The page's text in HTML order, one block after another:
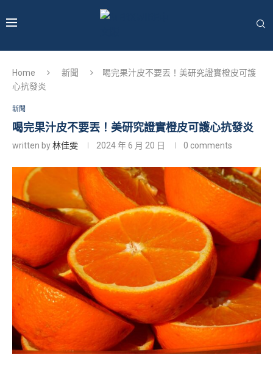
Home 新聞
喝完果汁皮不要丟！美研究證實橙皮可護
心抗發炎
新聞
喝完果汁皮不要丟！美研究證實橙皮可護心抗發炎
written by林佳雯 2024 年 6 月 20 日 0 comments